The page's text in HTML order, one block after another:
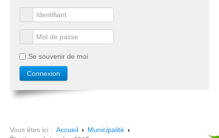
Se souvenir de moi
Vous êtes ici : Accueil
Municipalité